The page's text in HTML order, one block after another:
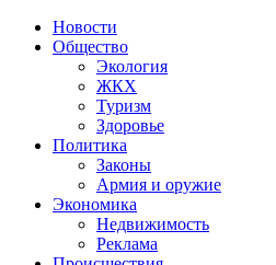
Новости
Общество
Экология
ЖКХ
Туризм
Здоровье
Политика
Законы
Армия и оружие
Экономика
Недвижимость
Реклама